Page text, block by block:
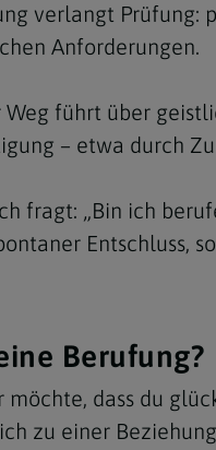
verlangt Prüfung:
Anforderungen.
Weg führt über
– etwa durch
fragt: „Bin ich
Entschluss,
Berufung?
möchte, dass du
zu einer